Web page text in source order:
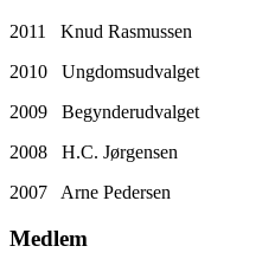
2011 Knud Rasmussen
2010 Ungdomsudvalget
2009 Begynderudvalget
2008 H.C. Jørgensen
2007 Arne Pedersen
Medlem